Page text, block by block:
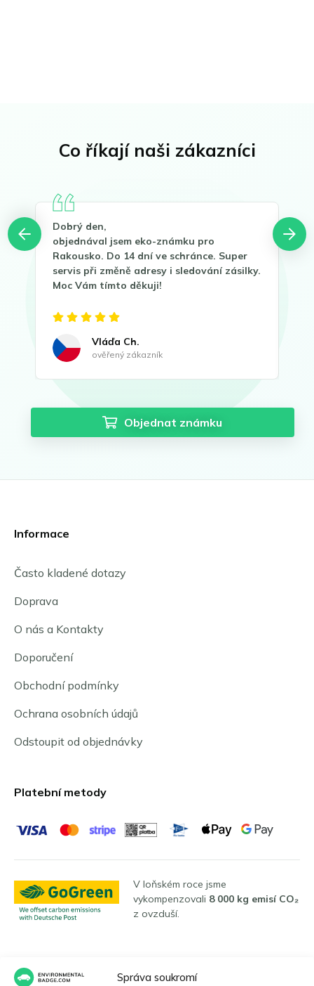
Správa soukromí
Co říkají naši zákazníci
Dobrý den,
objednával jsem eko-známku pro
Rakousko. Do 14 dní ve schránce. Super
servis při změně adresy i sledování zásilky.
Moc Vám tímto děkuji!
Vláďa Ch.
ověřený zákazník
Objednat známku
Informace
Často kladené dotazy
Doprava
O nás a Kontakty
Doporučení
Obchodní podmínky
Ochrana osobních údajů
Odstoupit od objednávky
Platební metody
V loňském roce jsme
vykompenzovali 8 000 kg emisí CO₂
z ovzduší.
Jazyky